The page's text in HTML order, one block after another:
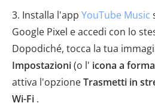
3. Installa l'app YouTube Music
Google Pixel e accedi con lo
Dopodiché, tocca la tua
Impostazioni(o l' icona a
attiva l'opzioneTrasmetti in
Wi-Fi .